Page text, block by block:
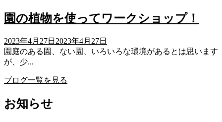
園の植物を使ってワークショップ！
2023年4月27日 2023年4月27日
園庭のある園、ない園、いろいろな環境があるとは思います
が、少...
ブログ一覧を見る
お知らせ